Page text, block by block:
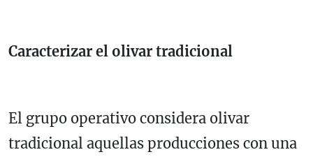
Caracterizar el olivar tradicional
El grupo operativo considera olivar
tradicional aquellas producciones con una